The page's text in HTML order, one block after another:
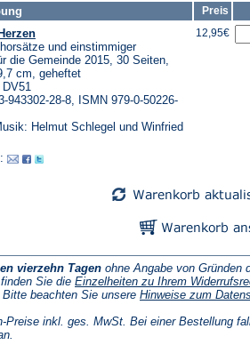
Preis
und einstimmiger
die Gemeinde 2015, 30 Seiten,
cm, geheftet
943302-28-8, ISMN 979-0-50226-
Helmut Schlegel und Winfried
12,95€
vierzehn Tagen ohne Angabe von Gründen
Sie die Einzelheiten zu Ihrem
Bitte beachten Sie unsere Hinweise zum
Preise inkl. ges. MwSt. Bei einer Bestellung